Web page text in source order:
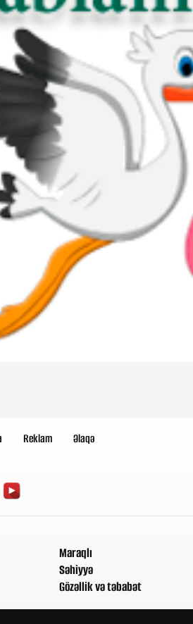
Reklam
Əlaqə
Maraqlı
Səhiyyə
Gözəllik və təbabət